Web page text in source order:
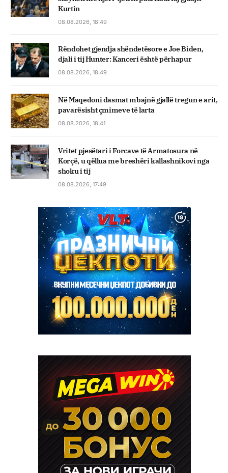
Kurtin
08.08.2026, 18:49
Rëndohet gjendja shëndetësore e Joe Biden,
djali i tij Hunter: Kanceri është përhapur
08.08.2026, 18:49
Në Maqedoni dasmat mbajnë gjallë tregun e arit,
pavarësisht çmimeve të larta
08.08.2026, 18:41
Vritet pjesëtari i Forcave të Armatosura në
Korçë, u qëllua me breshëri kallashnikovi nga
shoku i tij
08.08.2026, 17:49